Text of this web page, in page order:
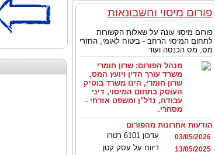
פורום מיסוי וחשבונאות
פורום מיסוי עונה על שאלות הקשורות
לתחום המיסוי הרחב - ביטוח לאומי, החזרי
מס, מס הכנסה ועוד
מנהל הפורום:שרון חומרי
משרד עורך הדין ויועץ המס,
שרון חומרי, הינו משרד בוטיק
העוסק בתחום המיסוי, דיני
עבודה, נדל"ן ומשפט אזרחי -
מסחרי.
הודעות אחרונות מהפורום
03/05/2026 עדכון 6101 רטרו
13/05/2025 דיווח על עסק קטן